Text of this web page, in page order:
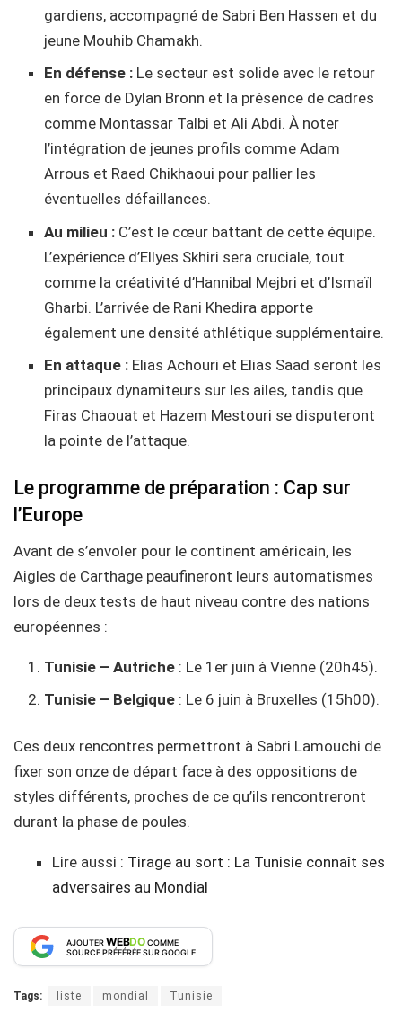
gardiens, accompagné de Sabri Ben Hassen et du
jeune Mouhib Chamakh.
En défense : Le secteur est solide avec le retour
en force de Dylan Bronn et la présence de cadres
comme Montassar Talbi et Ali Abdi. À noter
l’intégration de jeunes profils comme Adam
Arrous et Raed Chikhaoui pour pallier les
éventuelles défaillances.
Au milieu : C’est le cœur battant de cette équipe.
L’expérience d’Ellyes Skhiri sera cruciale, tout
comme la créativité d’Hannibal Mejbri et d’Ismaïl
Gharbi. L’arrivée de Rani Khedira apporte
également une densité athlétique supplémentaire.
En attaque : Elias Achouri et Elias Saad seront les
principaux dynamiteurs sur les ailes, tandis que
Firas Chaouat et Hazem Mestouri se disputeront
la pointe de l’attaque.
Le programme de préparation : Cap sur
l’Europe
Avant de s’envoler pour le continent américain, les
Aigles de Carthage peaufineront leurs automatismes
lors de deux tests de haut niveau contre des nations
européennes :
Tunisie – Autriche : Le 1er juin à Vienne (20h45).
Tunisie – Belgique : Le 6 juin à Bruxelles (15h00).
Ces deux rencontres permettront à Sabri Lamouchi de
fixer son onze de départ face à des oppositions de
styles différents, proches de ce qu’ils rencontreront
durant la phase de poules.
Lire aussi : Tirage au sort : La Tunisie connaît ses
adversaires au Mondial
AJOUTERWEBDOCOMME
SOURCE PRÉFÉRÉE SUR GOOGLE
Tags: liste mondial Tunisie